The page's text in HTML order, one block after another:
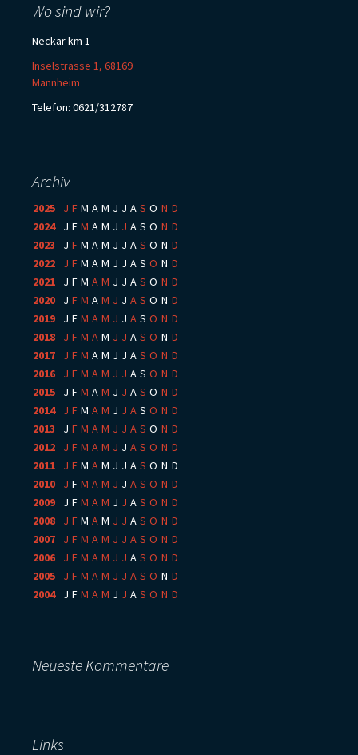
Wo sind wir?
Neckar km 1
Inselstrasse 1, 68169
Mannheim
Telefon: 0621/312787
Archiv
2025 J F M A M J J A S O N D
2024: J F M A M J J A S O N D
2023
J F M A M J J A S O N D
2022
J F M A M J J A S O N D
2021
J F M A M J J A S O N D
2020
J F M A M J J A S O N D
2019
J F M A M J J A S O N D
2018
J F M A M J J A S O N D
2017
J F M A M J J A S O N D
2016
J F M A M J J A S O N D
2015
J F M A M J J A S O N D
2014: J F M A M J J A S O N D
2013
J F M A M J J A S O N D
2012
J F M A M J J A S O N D
2011
J F M A M J J A S O N D
2010
J F M A M J J A S O N D
2009
J F M A M J J A S O N D
2008
J F M A M J J A S O N D
2007
J F M A M J J A S O N D
2006
J F M A M J J A S O N D
2005
J F M A M J J A S O N D
2004: J F M A M J J A S O N D
Neueste Kommentare
Links